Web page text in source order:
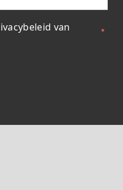
van